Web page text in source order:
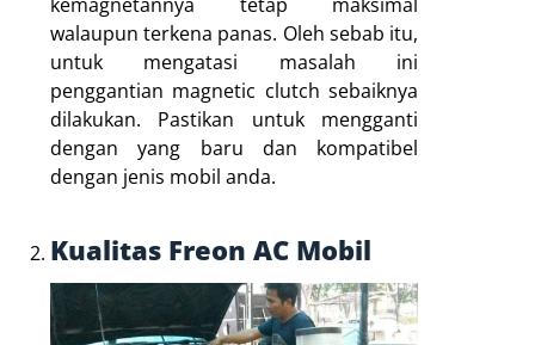
kemagnetannya tetap maksimal
walaupun terkena panas. Oleh sebab itu,
untuk mengatasi masalah ini
penggantian magnetic clutch sebaiknya
dilakukan. Pastikan untuk mengganti
dengan yang baru dan kompatibel
dengan jenis mobil anda.
Kualitas Freon AC Mobil